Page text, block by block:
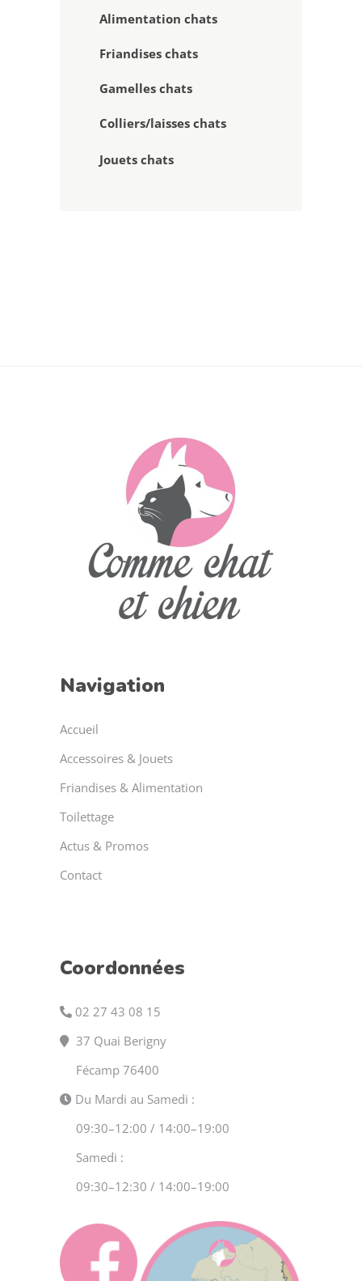
Alimentation chats
Friandises chats
Gamelles chats
Colliers/laisses chats
Jouets chats
Navigation
Accueil
Accessoires & Jouets
Friandises & Alimentation
Toilettage
Actus & Promos
Contact
Coordonnées
02 27 43 08 15
37 Quai Berigny
Fécamp 76400
Du Mardi au Samedi :
09:30–12:00 / 14:00–19:00
Samedi :
09:30–12:30 / 14:00–19:00